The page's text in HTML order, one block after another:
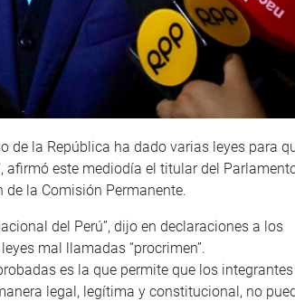
de la República ha dado varias leyes para
este mediodía el titular del
la Comisión Permanente.
del Perú”, dijo en declaraciones a los
mal llamadas “procrimen”.
es la que permite que los
legal, legítima y constitucional, no